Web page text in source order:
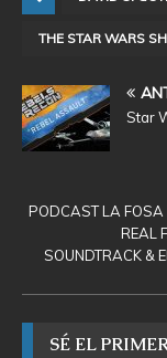
THE STAR WARS
Star
PODCAST LA
REAL
SOUNDTRACK &
SÉ EL